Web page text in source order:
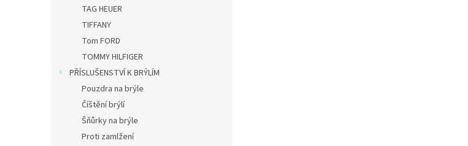
TAG HEUER
TIFFANY
Tom FORD
TOMMY HILFIGER
PŘÍSLUŠENSTVÍ K BRÝLÍM
Pouzdra na brýle
Číštění brýlí
Šňůrky na brýle
Proti zamlžení